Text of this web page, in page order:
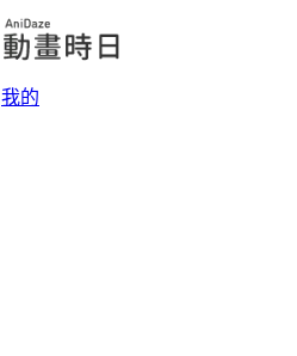
我的